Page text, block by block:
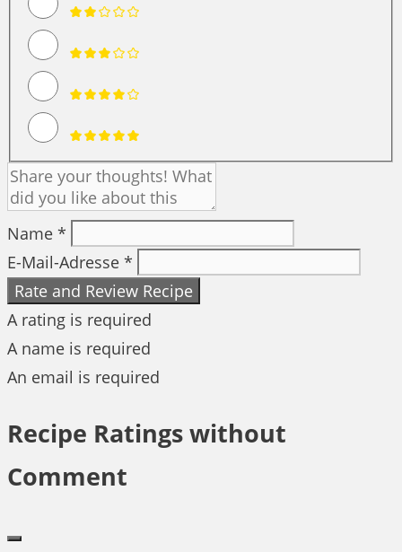
Name *
E-Mail-Adresse *
Rate and Review Recipe
A rating is required
A name is required
An email is required
Recipe Ratings without
Comment